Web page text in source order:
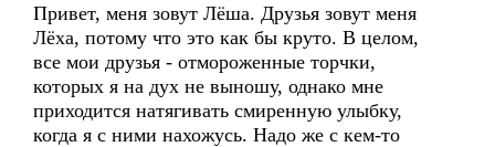
Привет, меня зовут Лёша. Друзья зовут меня
Лёха, потому что это как бы круто. В целом,
все мои друзья - отмороженные торчки,
которых я на дух не выношу, однако мне
приходится натягивать смиренную улыбку,
когда я с ними нахожусь. Надо же с кем-то